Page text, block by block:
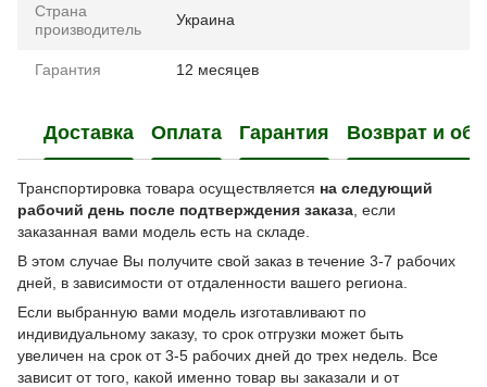
Страна
производитель
Украина
Гарантия 12 месяцев
Доставка Оплата Гарантия Возврат и
Транспортировка товара осуществляется на следующий
рабочий день после подтверждения заказа , если
заказанная вами модель есть на складе.
В этом случае Вы получите свой заказ в течение 3-7 рабочих
дней, в зависимости от отдаленности вашего региона.
Если выбранную вами модель изготавливают по
индивидуальному заказу, то срок отгрузки может быть
увеличен на срок от 3-5 рабочих дней до трех недель. Все
зависит от того, какой именно товар вы заказали и от